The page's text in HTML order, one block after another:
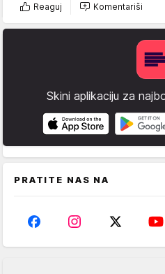
Reaguj Komentariši
Skini aplikaciju za
PRATITE NAS NA